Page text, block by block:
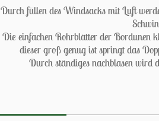
Durch füllen des Windsacks mit Luft
Die einfachen Rohrblätter der Bordunen
dieser groß genug ist springt das
Durch ständiges nachblasen wird